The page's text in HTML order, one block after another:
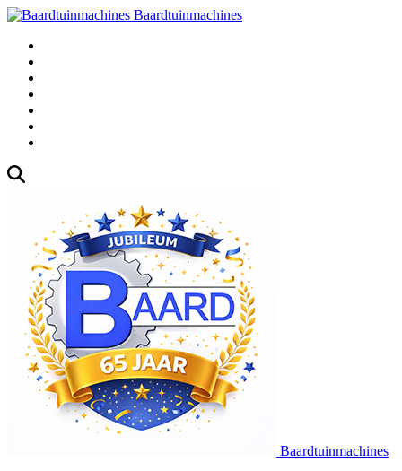
Baardtuinmachines
Baardtuinmachines